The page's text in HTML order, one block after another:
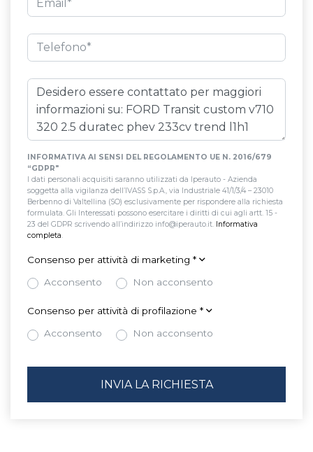
INFORMATIVA AI SENSI DEL REGOLAMENTO UE N. 2016/679
“GDPR"
I dati personali acquisiti saranno utilizzati da Iperauto - Azienda
soggetta alla vigilanza dell’IVASS S.p.A., via Industriale 41/1/3/4 – 23010
Berbenno di Valtellina (SO) esclusivamente per rispondere alla richiesta
formulata. Gli Interessati possono esercitare i diritti di cui agli artt. 15 -
23 del GDPR scrivendo all’indirizzo info@iperauto.it. Informativa
completa.
Consenso per attività di marketing *
Acconsento
Non acconsento
Consenso per attività di profilazione *
Acconsento
Non acconsento